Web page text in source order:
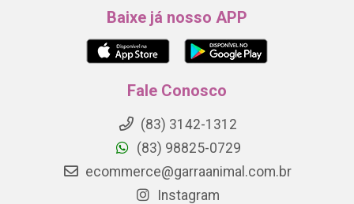
Baixe já nosso APP
Fale Conosco
(83) 3142-1312
(83) 98825-0729
ecommerce@garraanimal.com.br
Instagram